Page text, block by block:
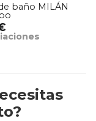
baño MILÁN